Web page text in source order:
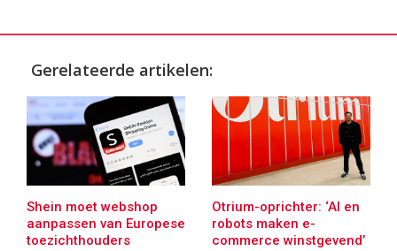
Gerelateerde artikelen:
Shein moet webshop
aanpassen van Europese
toezichthouders
Otrium-oprichter: ‘AI en
robots maken e-
commerce winstgevend’